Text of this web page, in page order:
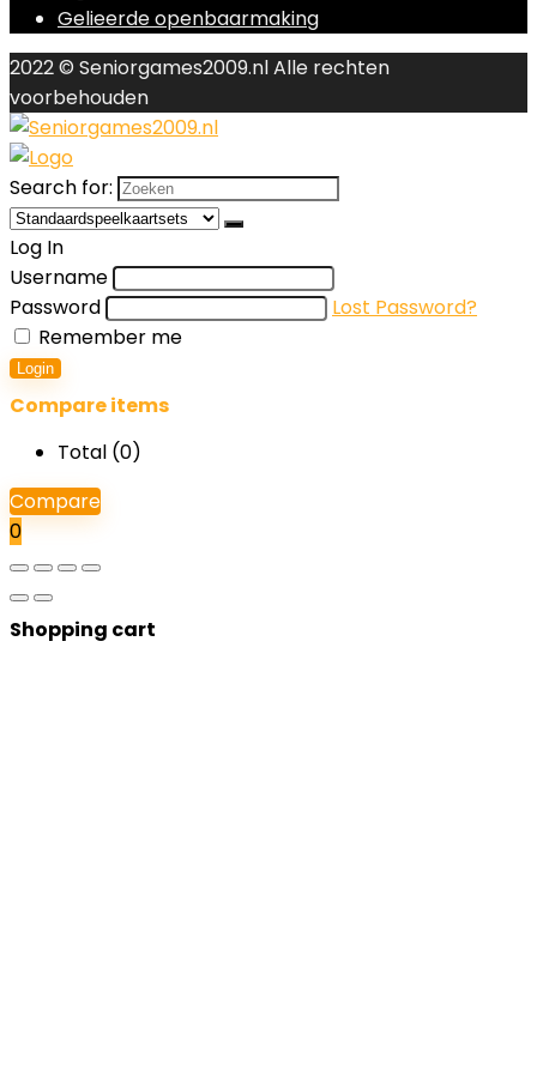
Gelieerde openbaarmaking
2022 © Seniorgames2009.nl Alle rechten
voorbehouden
Search for:
Log In
Username
Password
Lost Password?
Remember me
Login
Compare items
Total (0)
Compare
0
Shopping cart